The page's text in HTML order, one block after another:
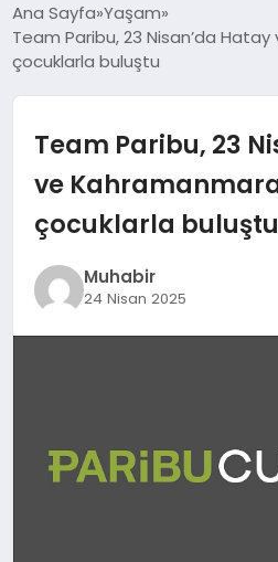
SIYASET
SPOR
TEKNOLOJI
MAGAZIN
YAŞAM
Ana Sayfa Yaşam
Team Paribu, 23 Nisan’da
çocuklarla buluştu
Team Paribu, 23
ve
çocuklarla buluştu
Muhabir
24 Nisan 2025